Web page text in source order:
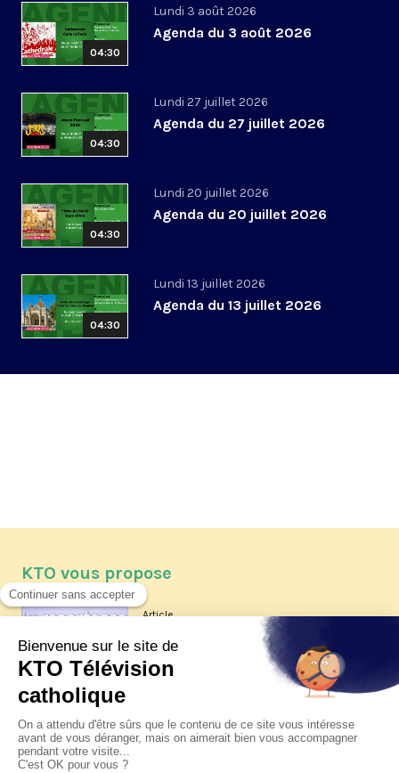
04:30
Lundi 3 août 2026
Agenda du 3 août 2026
04:30
Lundi 27 juillet 2026
Agenda du 27 juillet 2026
04:30
Lundi 20 juillet 2026
Agenda du 20 juillet 2026
04:30
Lundi 13 juillet 2026
Agenda du 13 juillet 2026
KTO vous propose
Article
Les reportages d'été 2026 de KTO
La visite pastorale du pape Léon
XIV à Assise à suivre sur KTO le
jeudi 6 août